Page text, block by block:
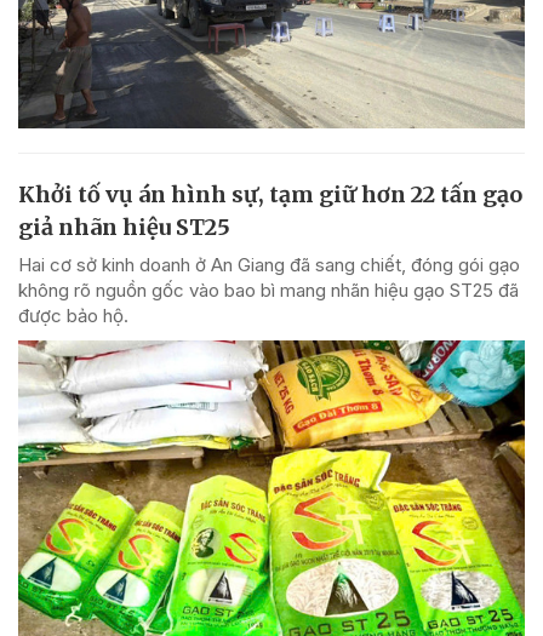
Khởi tố vụ án hình sự, tạm giữ hơn 22 tấn gạo
giả nhãn hiệu ST25
Hai cơ sở kinh doanh ở An Giang đã sang chiết, đóng gói gạo
không rõ nguồn gốc vào bao bì mang nhãn hiệu gạo ST25 đã
được bảo hộ.